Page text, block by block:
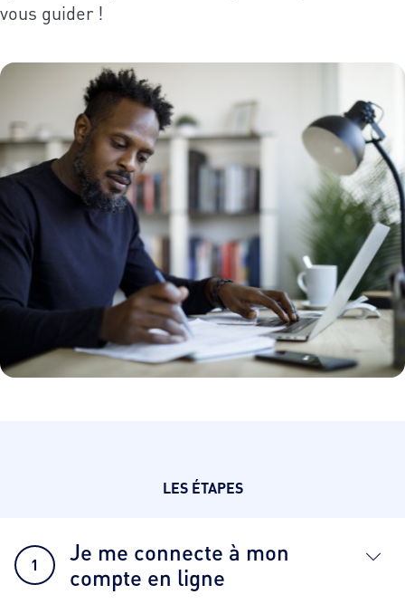
vous guider !
LES ÉTAPES
1
Je me connecte à mon
compte en ligne